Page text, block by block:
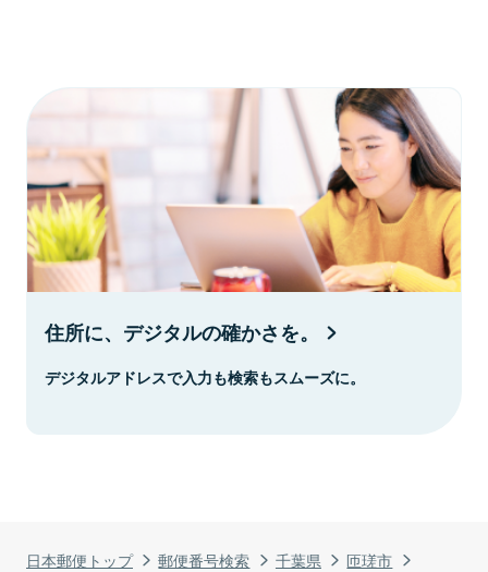
日本郵便トップ 郵便番号検索 千葉県
匝瑳市
住所に、デジタルの確かさを。
デジタルアドレスで入力も検索もスムーズに。